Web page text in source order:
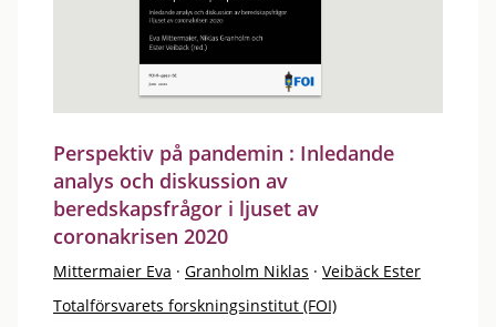
Perspektiv på pandemin : Inledande
analys och diskussion av
beredskapsfrågor i ljuset av
coronakrisen 2020
Mittermaier Eva · Granholm Niklas · Veibäck Ester
Totalförsvarets forskningsinstitut (FOI)